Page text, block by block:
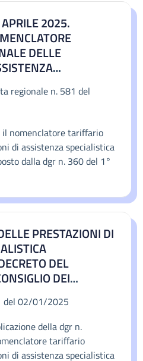
2025.
DELLE
DEL
DEL 12
E
LIVELLI
DI CUI
DEL DECRETO
1992, N. 502.
regionale n. 581 del
nomenclatore tariffario
di assistenza specialistica
dalla dgr n. 360 del 1°
PRESTAZIONI DI
DEL
DEI
DEI
ASSISTENZA, DI
7, DEL DECRETO
1992, N. 502”.
del 02/01/2025
della dgr n.
tariffario
di assistenza specialistica